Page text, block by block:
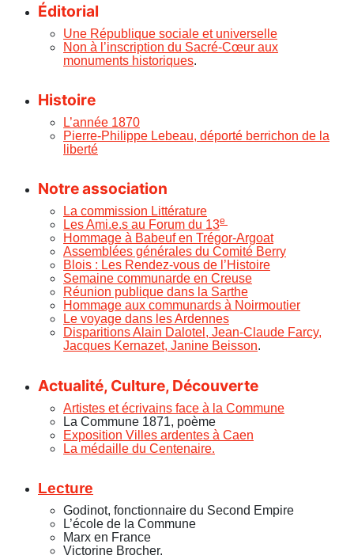
Éditorial
Une République sociale et universelle
Non à l’inscription du Sacré-Cœur aux
monuments historiques.
Histoire
L’année 1870
Pierre-Philippe Lebeau, déporté berrichon de la
liberté
Notre association
La commission Littérature
Les Ami.e.s au Forum du 13e
Hommage à Babeuf en Trégor-Argoat
Assemblées générales du Comité Berry
Blois : Les Rendez-vous de l’Histoire
Semaine communarde en Creuse
Réunion publique dans la Sarthe
Hommage aux communards à Noirmoutier
Le voyage dans les Ardennes
Disparitions Alain Dalotel, Jean-Claude Farcy,
Jacques Kernazet, Janine Beisson.
Actualité, Culture, Découverte
Artistes et écrivains face à la Commune
La Commune 1871, poème
Exposition Villes ardentes à Caen
La médaille du Centenaire.
Lecture
Godinot, fonctionnaire du Second Empire
L’école de la Commune
Marx en France
Victorine Brocher.